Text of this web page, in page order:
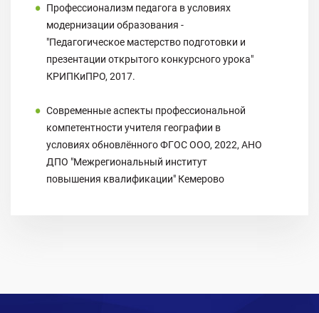
Профессионализм педагога в условиях
модернизации образования -
"Педагогическое мастерство подготовки и
презентации открытого конкурсного урока"
КРИПКиПРО, 2017.
Современные аспекты профессиональной
компетентности учителя географии в
условиях обновлённого ФГОС ООО, 2022, АНО
ДПО "Межрегиональный институт
повышения квалификации" Кемерово